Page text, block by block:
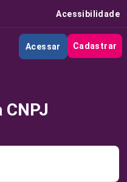
Acessibilidade
Acessar Cadastrar